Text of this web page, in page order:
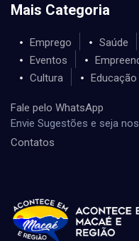
Mais Categoria
Emprego Saúde
Eventos
Cultura
Educação
Fale pelo WhatsApp
Envie Sugestões e seja
Contatos